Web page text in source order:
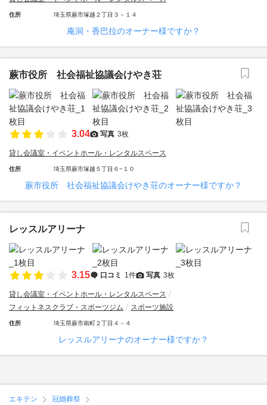
住所 埼玉県蕨市塚越２丁目３－１４
庵洞・香巴拉のオーナー様ですか？
蕨市役所 社会福祉協議会けやき荘
3.04 写真 3枚
貸し会議室・イベントホール・レンタルスペース
住所 埼玉県蕨市塚越５丁目６−１０
蕨市役所 社会福祉協議会けやき荘のオーナー様ですか？
レッスルアリーナ
3.15 口コミ 1件 写真 3枚
貸し会議室・イベントホール・レンタルスペース
フィットネスクラブ・スポーツジム
スポーツ施設
住所 埼玉県蕨市南町２丁目４－４
レッスルアリーナのオーナー様ですか？
エキテン
冠婚葬祭